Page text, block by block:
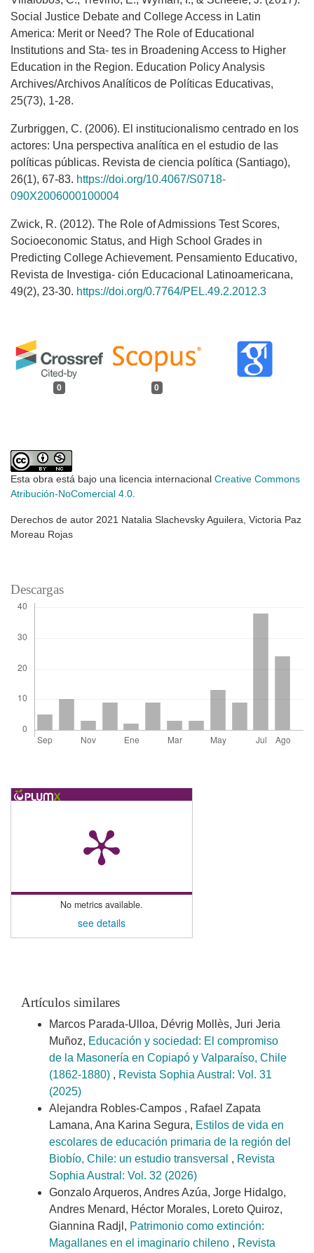
0 0
Social Justice Debate and College Access in Latin
America: Merit or Need? The Role of Educational
Institutions and Sta- tes in Broadening Access to Higher
Education in the Region. Education Policy Analysis
Archives/Archivos Analíticos de Políticas Educativas,
25(73), 1-28.
Zurbriggen, C. (2006). El institucionalismo centrado en los
actores: Una perspectiva analítica en el estudio de las
políticas públicas. Revista de ciencia política (Santiago),
26(1), 67-83. https://doi.org/10.4067/S0718-
090X2006000100004
Zwick, R. (2012). The Role of Admissions Test Scores,
Socioeconomic Status, and High School Grades in
Predicting College Achievement. Pensamiento Educativo,
Revista de Investiga- ción Educacional Latinoamericana,
49(2), 23-30. https://doi.org/0.7764/PEL.49.2.2012.3
Esta obra está bajo una licencia internacional Creative Commons
Atribución-NoComercial 4.0
Derechos de autor 2021 Natalia Slachevsky Aguilera, Victoria Paz
Moreau Rojas
Descargas
No metrics available.
see details
Artículos similares
Marcos Parada-Ulloa, Dévrig Mollès, Juri Jeria
Muñoz, Educación y sociedad: El compromiso
de la Masonería en Copiapó y Valparaíso, Chile
(1862-1880) , Revista Sophia Austral: Vol. 31
(2025)
Alejandra Robles-Campos , Rafael Zapata
Lamana, Ana Karina Segura, Estilos de vida en
escolares de educación primaria de la región del
Biobío, Chile: un estudio transversal , Revista
Sophia Austral: Vol. 32 (2026)
Gonzalo Arqueros, Andres Azúa, Jorge Hidalgo,
Andres Menard, Héctor Morales, Loreto Quiroz,
Giannina Radjl, Patrimonio como extinción:
Magallanes en el imaginario chileno , Revista